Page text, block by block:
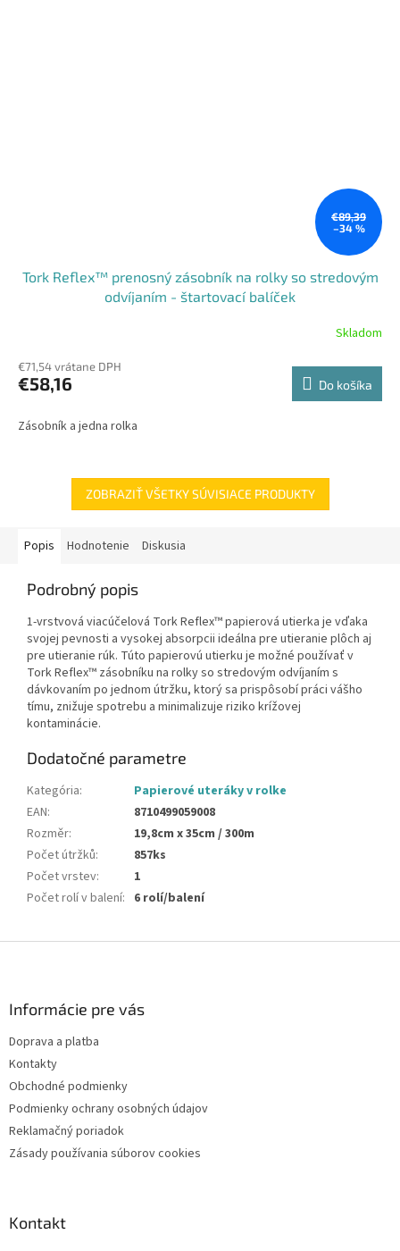
€89,39
–34 %
Tork Reflex™ prenosný zásobník na rolky so stredovým
odvíjaním - štartovací balíček
Skladom
€71,54 vrátane DPH
€58,16 Do košíka
Zásobník a jedna rolka
ZOBRAZIŤ VŠETKY SÚVISIACE PRODUKTY
Popis Hodnotenie Diskusia
Podrobný popis
1-vrstvová viacúčelová Tork Reflex™ papierová utierka je vďaka
svojej pevnosti a vysokej absorpcii ideálna pre utieranie plôch aj
pre utieranie rúk. Túto papierovú utierku je možné používať v
Tork Reflex™ zásobníku na rolky so stredovým odvíjaním s
dávkovaním po jednom útržku, ktorý sa prispôsobí práci vášho
tímu, znižuje spotrebu a minimalizuje riziko krížovej
kontaminácie.
Dodatočné parametre
Kategória:
Papierové uteráky v rolke
EAN:
8710499059008
Rozměr:
19,8cm x 35cm / 300m
Počet útržků:
857ks
Počet vrstev:
1
Počet rolí v balení: 6 rolí/balení
Informácie pre vás
Doprava a platba
Kontakty
Obchodné podmienky
Podmienky ochrany osobných údajov
Reklamačný poriadok
Zásady používania súborov cookies
Kontakt